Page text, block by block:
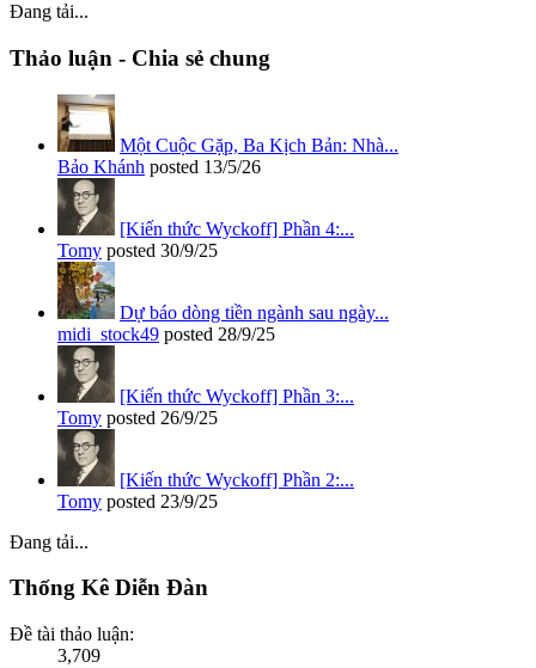
Đang tải...
Thảo luận - Chia sẻ chung
Một Cuộc Gặp, Ba Kịch Bản: Nhà...
Bảo Khánh posted 13/5/26
[Kiến thức Wyckoff] Phần 4:...
Tomy posted 30/9/25
Dự báo dòng tiền ngành sau ngày...
midi_stock49 posted 28/9/25
[Kiến thức Wyckoff] Phần 3:...
Tomy posted 26/9/25
[Kiến thức Wyckoff] Phần 2:...
Tomy posted 23/9/25
Đang tải...
Thống Kê Diễn Đàn
Đề tài thảo luận:
3,709